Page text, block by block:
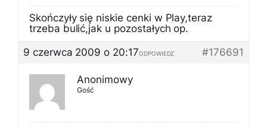
Skończyły się niskie cenki w Play,teraz
trzeba bulić,jak u pozostałych op.
9 czerwca 2009 o 20:17
#176691
ODPOWIEDZ
Anonimowy
Gość